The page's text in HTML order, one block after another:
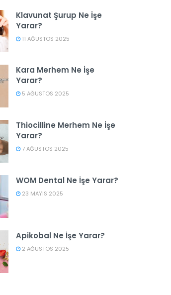
Klavunat Şurup Ne İşe
Yarar?
11 AĞUSTOS 2025
Kara Merhem Ne İşe
Yarar?
5 AĞUSTOS 2025
Thiocilline Merhem Ne İşe
Yarar?
7 AĞUSTOS 2025
WOM Dental Ne İşe Yarar?
23 MAYIS 2025
Apikobal Ne İşe Yarar?
2 AĞUSTOS 2025